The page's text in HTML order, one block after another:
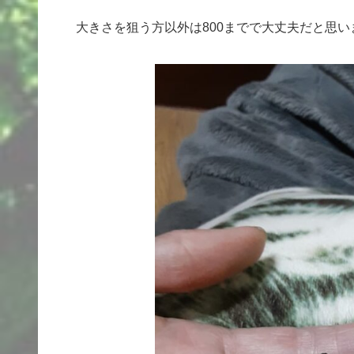
大きさを狙う方以外は800までで大丈夫だと思い